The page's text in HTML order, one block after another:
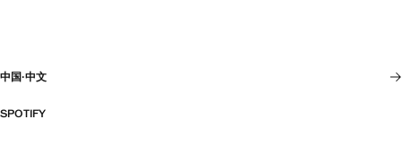
中国·中文
SPOTIFY